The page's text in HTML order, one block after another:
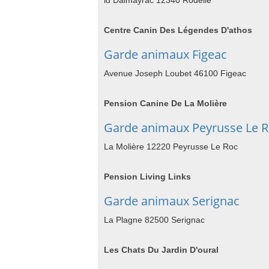
Centre Canin Des Légendes D'athos
Garde animaux Figeac
Avenue Joseph Loubet 46100 Figeac
Pension Canine De La Molière
Garde animaux Peyrusse Le
La Molière 12220 Peyrusse Le Roc
Pension Living Links
Garde animaux Serignac
La Plagne 82500 Serignac
Les Chats Du Jardin D'oural